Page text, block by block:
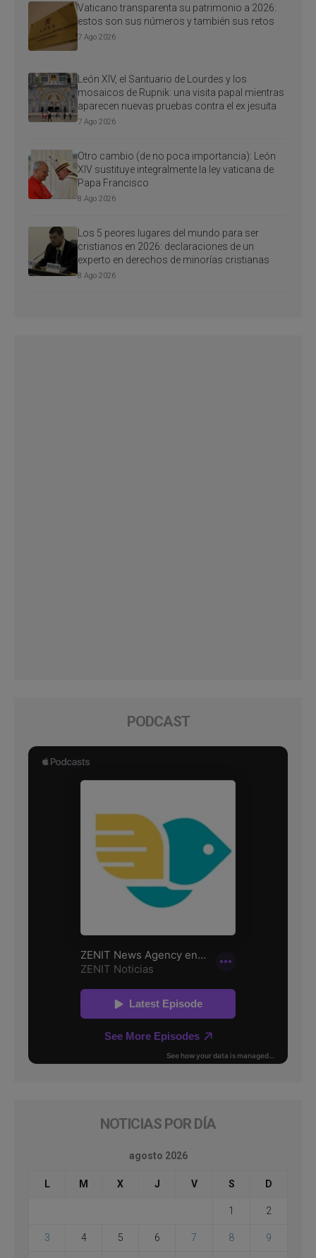
Vaticano transparenta su patrimonio a 2026:
estos son sus números y también sus retos
7 Ago 2026
León XIV, el Santuario de Lourdes y los
mosaicos de Rupnik: una visita papal mientras
aparecen nuevas pruebas contra el ex jesuita
7 Ago 2026
Otro cambio (de no poca importancia): León
XIV sustituye integralmente la ley vaticana de
Papa Francisco
8 Ago 2026
Los 5 peores lugares del mundo para ser
cristianos en 2026: declaraciones de un
experto en derechos de minorías cristianas
8 Ago 2026
PODCAST
NOTICIAS POR DÍA
agosto 2026
L M X J V S D
1 2
3 4 5 6 7 8 9